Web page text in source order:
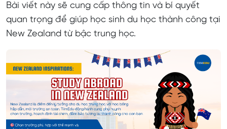
Bài viết này sẽ cung cấp thông tin và bí quyết
quan trọng để giúp học sinh du học thành công tại
New Zealand từ bậc trung học.